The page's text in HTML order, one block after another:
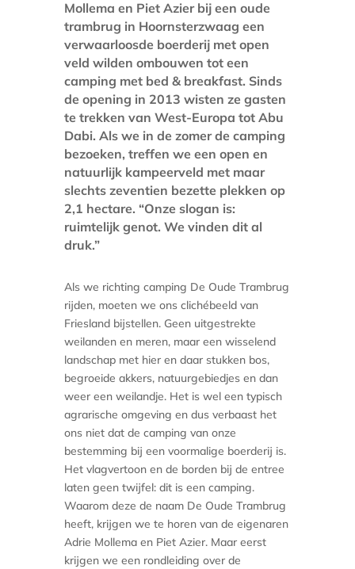
Mollema en Piet Azier bij een oude
trambrug in Hoornsterzwaag een
verwaarloosde boerderij met open
veld wilden ombouwen tot een
camping met bed & breakfast. Sinds
de opening in 2013 wisten ze gasten
te trekken van West-Europa tot Abu
Dabi. Als we in de zomer de camping
bezoeken, treffen we een open en
natuurlijk kampeerveld met maar
slechts zeventien bezette plekken op
2,1 hectare. “Onze slogan is:
ruimtelijk genot. We vinden dit al
druk.”
Als we richting camping De Oude Trambrug
rijden, moeten we ons clichébeeld van
Friesland bijstellen. Geen uitgestrekte
weilanden en meren, maar een wisselend
landschap met hier en daar stukken bos,
begroeide akkers, natuurgebiedjes en dan
weer een weilandje. Het is wel een typisch
agrarische omgeving en dus verbaast het
ons niet dat de camping van onze
bestemming bij een voormalige boerderij is.
Het vlagvertoon en de borden bij de entree
laten geen twijfel: dit is een camping.
Waarom deze de naam De Oude Trambrug
heeft, krijgen we te horen van de eigenaren
Adrie Mollema en Piet Azier. Maar eerst
krijgen we een rondleiding over de